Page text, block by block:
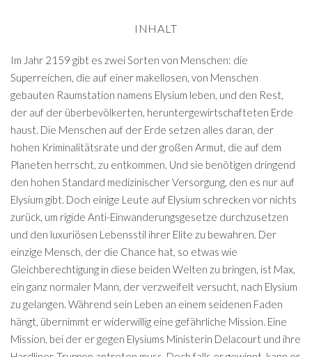
INHALT
Im Jahr 2159 gibt es zwei Sorten von Menschen: die
Superreichen, die auf einer makellosen, von Menschen
gebauten Raumstation namens Elysium leben, und den Rest,
der auf der überbevölkerten, heruntergewirtschafteten Erde
haust. Die Menschen auf der Erde setzen alles daran, der
hohen Kriminalitätsrate und der großen Armut, die auf dem
Planeten herrscht, zu entkommen. Und sie benötigen dringend
den hohen Standard medizinischer Versorgung, den es nur auf
Elysium gibt. Doch einige Leute auf Elysium schrecken vor nichts
zurück, um rigide Anti-Einwanderungsgesetze durchzusetzen
und den luxuriösen Lebensstil ihrer Elite zu bewahren. Der
einzige Mensch, der die Chance hat, so etwas wie
Gleichberechtigung in diese beiden Welten zu bringen, ist Max,
ein ganz normaler Mann, der verzweifelt versucht, nach Elysium
zu gelangen. Während sein Leben an einem seidenen Faden
hängt, übernimmt er widerwillig eine gefährliche Mission. Eine
Mission, bei der er gegen Elysiums Ministerin Delacourt und ihre